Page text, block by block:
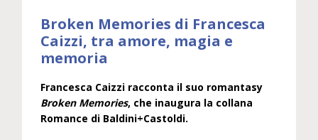
Broken Memories di Francesca
Caizzi, tra amore, magia e
memoria
Francesca Caizzi racconta il suo romantasy
Broken Memories, che inaugura la collana
Romance di Baldini+Castoldi.